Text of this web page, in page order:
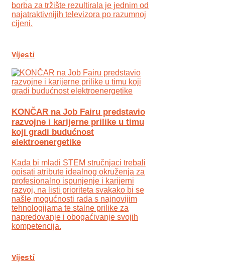
borba za tržište rezultirala je jednim od
najatraktivnijih televizora po razumnoj
cijeni.
Vijesti
KONČAR na Job Fairu predstavio
razvojne i karijerne prilike u timu
koji gradi budućnost
elektroenergetike
Kada bi mladi STEM stručnjaci trebali
opisati atribute idealnog okruženja za
profesionalno ispunjenje i karijerni
razvoj, na listi prioriteta svakako bi se
našle mogućnosti rada s najnovijim
tehnologijama te stalne prilike za
napredovanje i obogaćivanje svojih
kompetencija.
Vijesti